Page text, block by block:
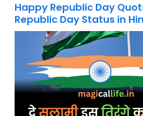
Happy Republic Day
Republic Day Status in